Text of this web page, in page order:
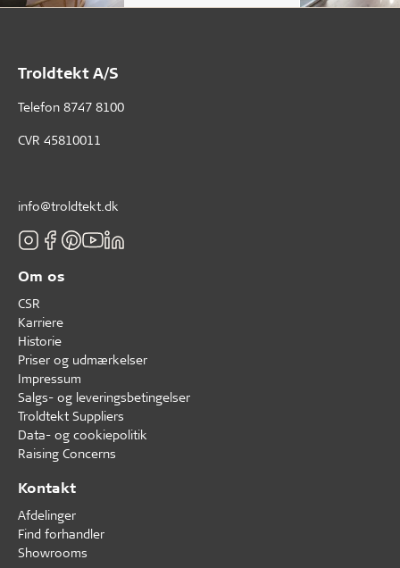
Troldtekt A/S
Telefon 8747 8100
CVR 45810011
info@troldtekt.dk
Om os
CSR
Karriere
Historie
Priser og udmærkelser
Impressum
Salgs- og leveringsbetingelser
Troldtekt Suppliers
Data- og cookiepolitik
Raising Concerns
Kontakt
Afdelinger
Find forhandler
Showrooms